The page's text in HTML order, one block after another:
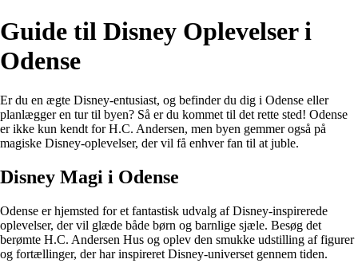
Guide til Disney Oplevelser i
Odense
Er du en ægte Disney-entusiast, og befinder du dig i Odense eller
planlægger en tur til byen? Så er du kommet til det rette sted! Odense
er ikke kun kendt for H.C. Andersen, men byen gemmer også på
magiske Disney-oplevelser, der vil få enhver fan til at juble.
Disney Magi i Odense
Odense er hjemsted for et fantastisk udvalg af Disney-inspirerede
oplevelser, der vil glæde både børn og barnlige sjæle. Besøg det
berømte H.C. Andersen Hus og oplev den smukke udstilling af figurer
og fortællinger, der har inspireret Disney-universet gennem tiden.